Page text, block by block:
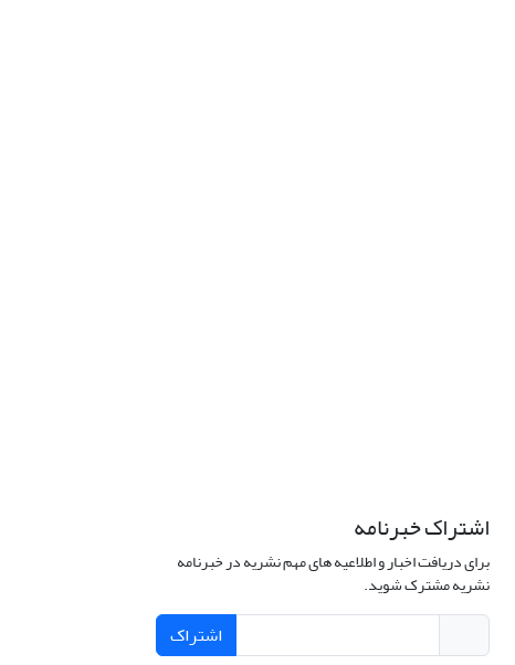
اشتراک خبرنامه
برای دریافت اخبار و اطلاعیه های مهم نشریه در خبرنامه
نشریه مشترک شوید.
اشتراک